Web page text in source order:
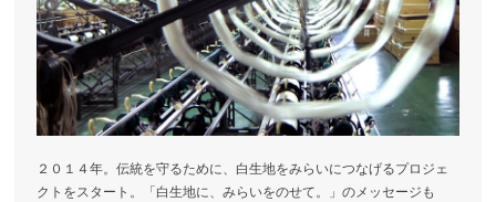
２０１４年。伝統を守るために、白生地をみらいにつなげるプロジェ
クトをスタート。「白生地に、みらいをのせて。」のメッセージも